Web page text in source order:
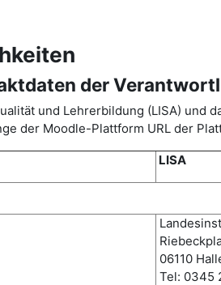
der
und Lehrerbildung (LISA) und
der Moodle-Plattform URL der
LISA
06110
Tel: 0345